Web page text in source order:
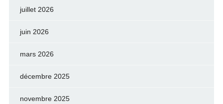
juillet 2026
juin 2026
mars 2026
décembre 2025
novembre 2025